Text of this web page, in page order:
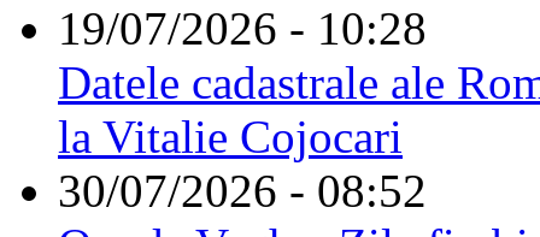
19/07/2026 - 10:28
Datele cadastrale ale
la Vitalie Cojocari
30/07/2026 - 08:52